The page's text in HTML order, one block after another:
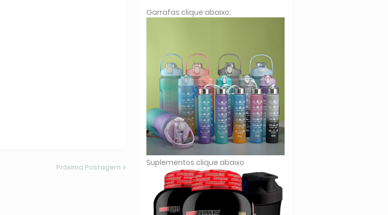
Próxima Postagem
Garrafas clique abaixo:
Suplementos clique abaixo